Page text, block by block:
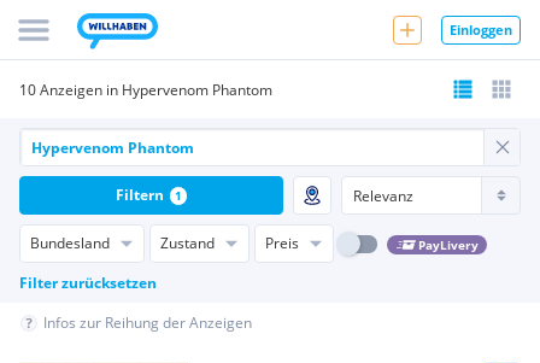
Einloggen
10 Anzeigen in Hypervenom Phantom
Bundesland Zustand Preis PayLivery
Filter zurücksetzen
Filtern 1
Infos zur Reihung der Anzeigen